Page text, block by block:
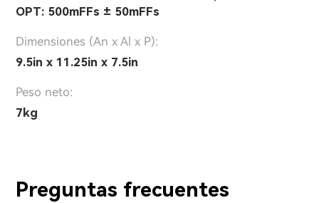
OPT: 500mFFs ± 50mFFs
Dimensiones (An x Al x P):
9.5in x 11.25in x 7.5in
Peso neto:
7kg
Preguntas frecuentes